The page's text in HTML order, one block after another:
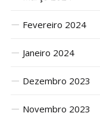
Fevereiro 2024
Janeiro 2024
Dezembro 2023
Novembro 2023